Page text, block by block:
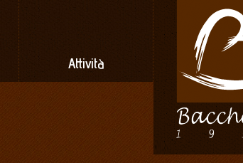
Attività